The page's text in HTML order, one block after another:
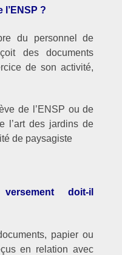
l’ENSP ?
du personnel de
des documents
de son activité,
de l’ENSP ou de
l’art des jardins de
de paysagiste
doit-il
papier ou
en relation avec